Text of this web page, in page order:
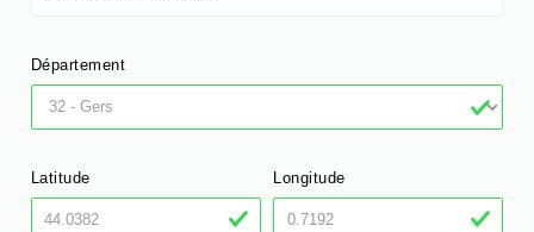
Département
Latitude Longitude